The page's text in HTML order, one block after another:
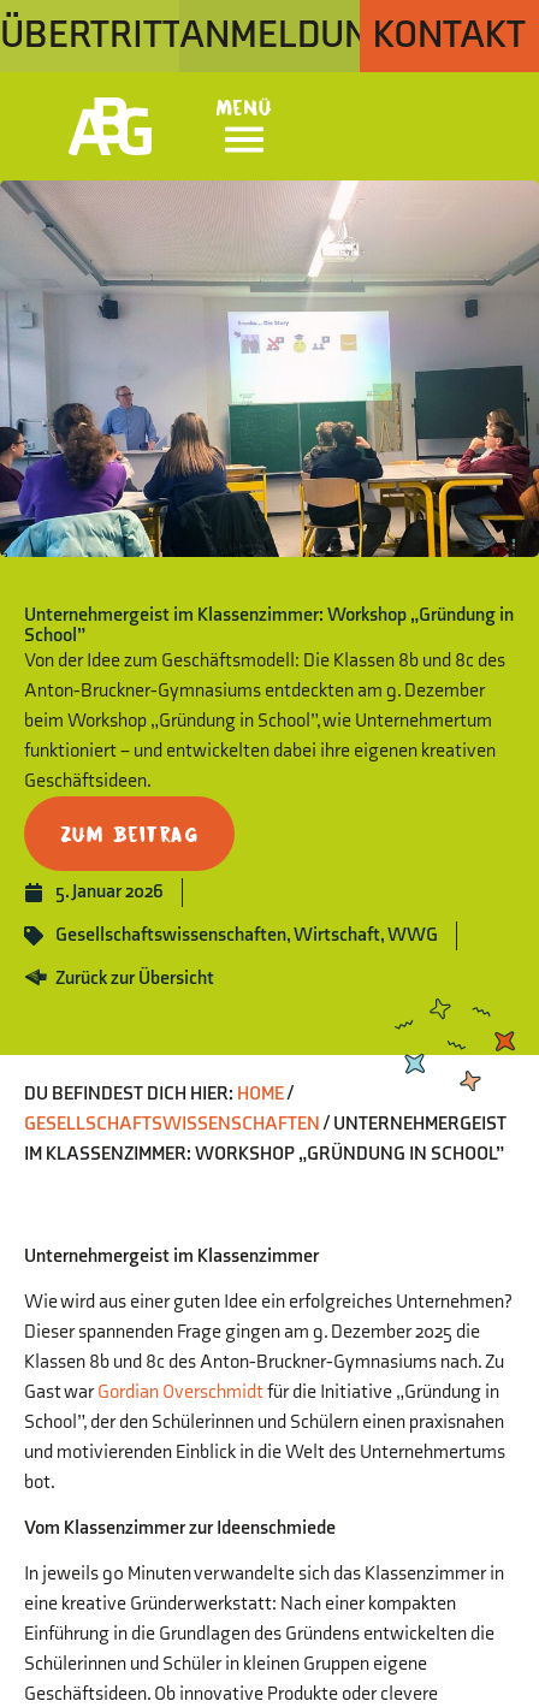
ÜBERTRITTANMELDUNGKONTAKT
Menü
Unternehmergeist im Klassenzimmer: Workshop „Gründung in
School”
Von der Idee zum Geschäftsmodell: Die Klassen 8b und 8c des
Anton-Bruckner-Gymnasiums entdeckten am 9. Dezember
beim Workshop „Gründung in School”, wie Unternehmertum
funktioniert – und entwickelten dabei ihre eigenen kreativen
Geschäftsideen.
Zum Beitrag
5. Januar 2026
Gesellschaftswissenschaften,Wirtschaft,WWG
Zurück zur Übersicht
DU BEFINDEST DICH HIER: HOME/
GESELLSCHAFTSWISSENSCHAFTEN/ UNTERNEHMERGEIST
IM KLASSENZIMMER: WORKSHOP „GRÜNDUNG IN SCHOOL”
Unternehmergeist im Klassenzimmer
Wie wird aus einer guten Idee ein erfolgreiches Unternehmen?
Dieser spannenden Frage gingen am 9. Dezember 2025 die
Klassen 8b und 8c des Anton-Bruckner-Gymnasiums nach. Zu
Gast warGordian Overschmidtfür die Initiative „Gründung in
School”, der den Schülerinnen und Schülern einen praxisnahen
und motivierenden Einblick in die Welt des Unternehmertums
bot.
Vom Klassenzimmer zur Ideenschmiede
In jeweils 90 Minuten verwandelte sich das Klassenzimmer in
eine kreative Gründerwerkstatt: Nach einer kompakten
Einführung in die Grundlagen des Gründens entwickelten die
Schülerinnen und Schüler in kleinen Gruppen eigene
Geschäftsideen. Ob innovative Produkte oder clevere